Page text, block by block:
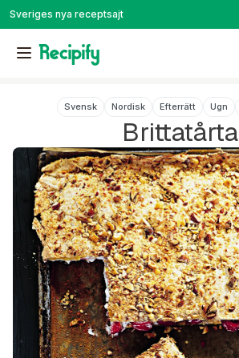
Sveriges nya receptsajt
Svensk Nordisk Efterrätt Ugn
Brittatårta